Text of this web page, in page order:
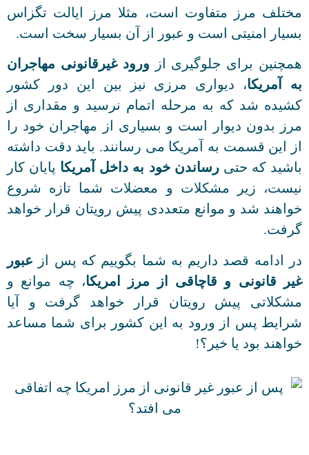
مختلف مرز متفاوت است، مثلا مرز ایالت تگزاس
بسیار امنیتی است و عبور از آن بسیار سخت است.
همچنین برای جلوگیری از ورود غیرقانونی مهاجران
به آمریکا، دیواری مرزی نیز بین این دور کشور
کشیده شد که به مرحله اتمام نرسید و مقداری از
مرز بدون دیوار است و بسیاری از مهاجران خود را
از این قسمت به آمریکا می رسانند. باید دقت داشته
باشید که حتیرساندن خود به داخل آمریکا پایان کار
نیست، زیر مشکلات و معضلات شما تازه شروع
خواهند شد و موانع متعددی پیش رویتان قرار خواهد
گرفت.
در ادامه قصد داریم به شما بگوییم که پس از عبور
غیر قانونی و قاچاقی از مرز امریکا، چه موانع و
مشکلاتی پیش رویتان قرار خواهد گرفت و آیا
شرایط پس از ورود به این کشور برای شما مساعد
خواهند بود یا خیر؟!